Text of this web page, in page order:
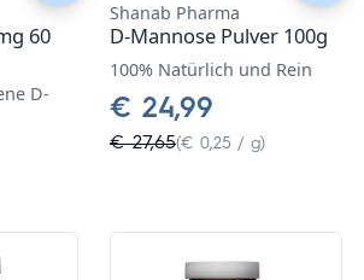
für die Zukunft
60
D-
Shanab Pharma
D-Mannose Pulver 100g
100% Natürlich und Rein
€ 24,99
€ 27,65(€ 0,25 / g)